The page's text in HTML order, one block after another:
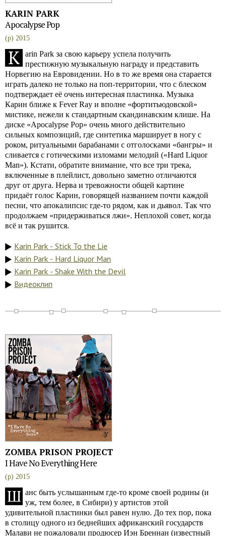
KARIN PARK
Apocalypse Pop
(p) 2015
K
arin Park за свою карьеру успела получить
престижную музыкальную награду и представить
Норвегию на Евровидении. Но в то же время она старается
играть далеко не только на поп-территории, что с блеском
подтверждает её очень интересная пластинка. Музыка
Карин ближе к Fever Ray и вполне «фортитьюдовской»
мистике, нежели к стандартным скандинавским клише. На
диске «Apocalypse Pop» очень много действительно
сильных композиций, где синтетика марширует в ногу с
роком, ритуальными барабанами с отголосками «бангры» и
сливается с готическими изломами мелодий («Hard Liquor
Man»). Кстати, обратите внимание, что все три трека,
включенные в плейлист, довольно заметно отличаются
друг от друга. Нерва и тревожности общей картине
придаёт голос Карин, говорящей названием почти каждой
песни, что апокалипсис где-то рядом, как и дьявол. Так что
продолжаем «придерживаться лжи». Неплохой совет, когда
всё и так рушится.
Karin Park - Stick To the Lie
Karin Park - Hard Liquor Man
Karin Park - Shake With the Devil
Видеоклип
ZOMBA PRISON PROJECT
I Have No Everything Here
(p) 2015
Ш анс быть услышанным где-то кроме своей родины (и
уж, тем более, в Сибири) у артистов этой
удивительной пластинки был равен нулю. До тех пор, пока
в столицу одного из беднейших африканский государств
Малави не пожаловали продюсер Иэн Бреннан (известный